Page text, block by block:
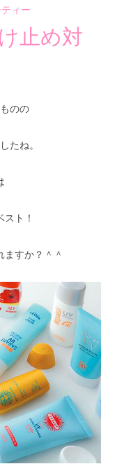
ィー
止め対
のの
たね。
ト！
ますか？＾＾